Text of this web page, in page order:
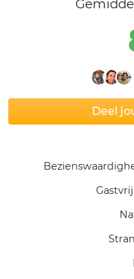
Deel